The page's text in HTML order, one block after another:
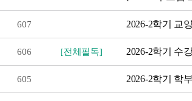
607 2026-2학기 교
606 [전체필독] 2026-2학기 수
605 2026-2학기 학